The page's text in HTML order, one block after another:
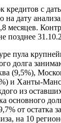
с
на дату
месяцев.
позднее
пула
долга
(9,5%),
и Ханты-
из
основного
от остатка
на 10